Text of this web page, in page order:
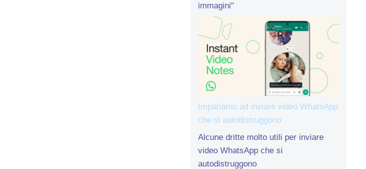
immagini"
Impariamo ad inviare video WhatsApp
che si autodistruggono
Alcune dritte molto utili per inviare
video WhatsApp che si
autodistruggono